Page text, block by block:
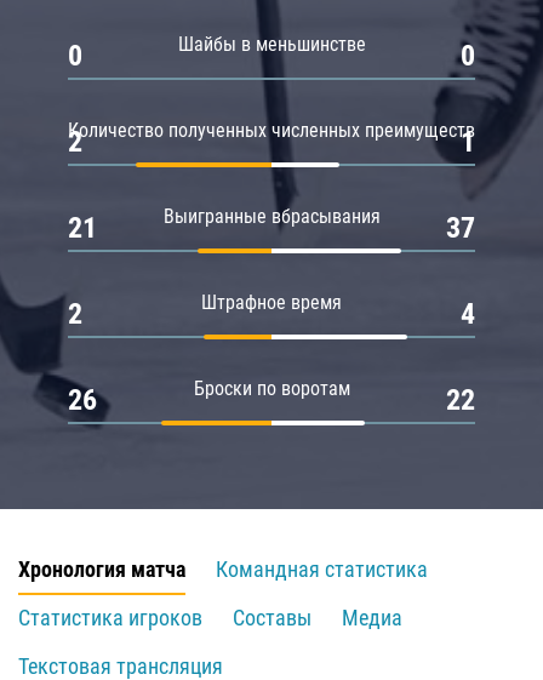
Шайбы в меньшинстве
0 0
Количество полученных численных преимуществ
2 1
Выигранные вбрасывания
21 37
Штрафное время
2 4
Броски по воротам
26 22
Хронология матча
Командная статистика
Статистика игроков
Составы
Медиа
Текстовая трансляция